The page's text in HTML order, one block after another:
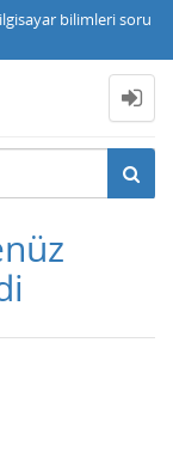
bilimleri soru